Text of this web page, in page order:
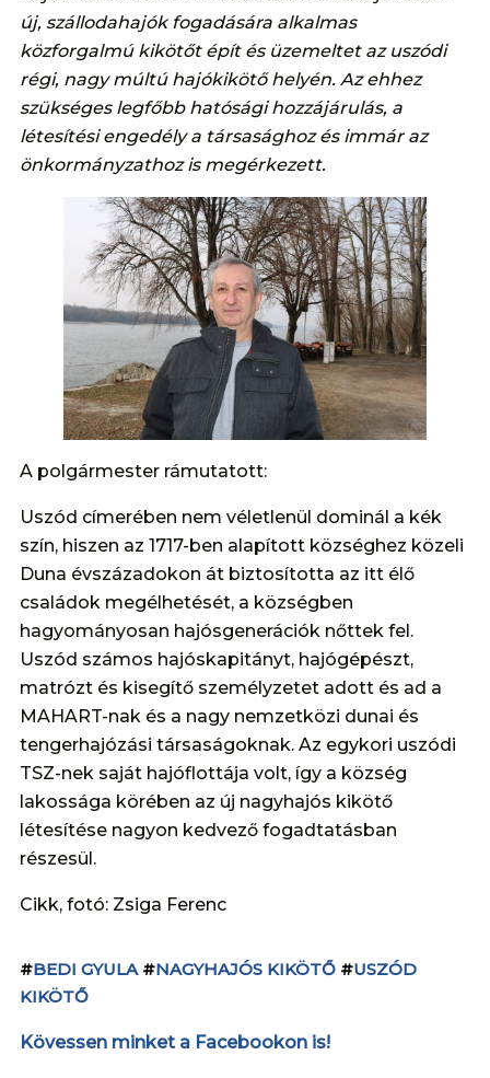
új, szállodahajók fogadására alkalmas
közforgalmú kikötőt épít és üzemeltet az uszódi
régi, nagy múltú hajókikötő helyén. Az ehhez
szükséges legfőbb hatósági hozzájárulás, a
létesítési engedély a társasághoz és immár az
önkormányzathoz is megérkezett.
A polgármester rámutatott:
Uszód címerében nem véletlenül dominál a kék
szín, hiszen az 1717-ben alapított községhez közeli
Duna évszázadokon át biztosította az itt élő
családok megélhetését, a községben
hagyományosan hajósgenerációk nőttek fel.
Uszód számos hajóskapitányt, hajógépészt,
matrózt és kisegítő személyzetet adott és ad a
MAHART-nak és a nagy nemzetközi dunai és
tengerhajózási társaságoknak. Az egykori uszódi
TSZ-nek saját hajóflottája volt, így a község
lakossága körében az új nagyhajós kikötő
létesítése nagyon kedvező fogadtatásban
részesül.
Cikk, fotó: Zsiga Ferenc
#BEDI GYULA#NAGYHAJÓS KIKÖTŐ #USZÓD
KIKÖTŐ
Kövessen minket a Facebookon is!